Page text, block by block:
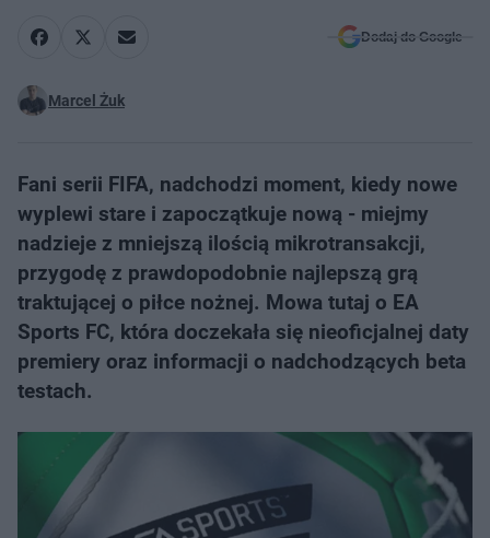
Dodaj do Google
Marcel Żuk
Fani serii FIFA, nadchodzi moment, kiedy nowe
wyplewi stare i zapoczątkuje nową - miejmy
nadzieje z mniejszą ilością mikrotransakcji,
przygodę z prawdopodobnie najlepszą grą
traktującej o piłce nożnej. Mowa tutaj o EA
Sports FC, która doczekała się nieoficjalnej daty
premiery oraz informacji o nadchodzących beta
testach.